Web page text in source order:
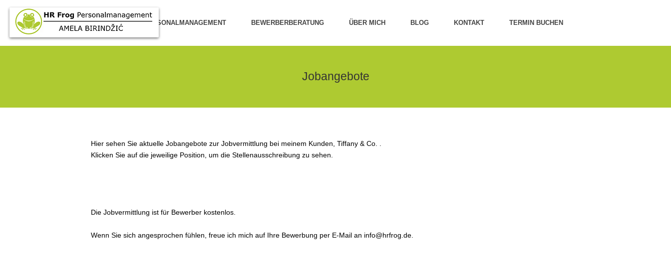
HOME PERSONALMANAGEMENT BEWERBERBERATUNG ÜBER MICH BLOG KONTAKT TERMIN BUCHEN
Jobangebote
Hier sehen Sie aktuelle Jobangebote zur Jobvermittlung bei meinem Kunden, Tiffany & Co. .
Klicken Sie auf die jeweilige Position, um die Stellenausschreibung zu sehen.
Die Jobvermittlung ist für Bewerber kostenlos.
Wenn Sie sich angesprochen fühlen, freue ich mich auf Ihre Bewerbung per E-Mail an info@hrfrog.de.